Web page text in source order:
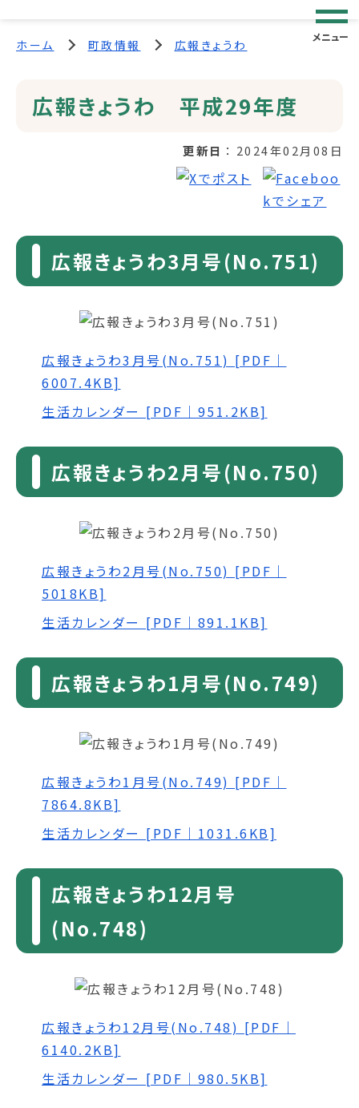
メニュー
ホーム 町政情報 広報きょうわ
広報きょうわ 平成29年度
更新日 2024年02月08日
広報きょうわ3月号(No.751)
広報きょうわ3月号(No.751) [PDF｜
6007.4KB]
生活カレンダー [PDF｜951.2KB]
広報きょうわ2月号(No.750)
広報きょうわ2月号(No.750) [PDF｜
5018KB]
生活カレンダー [PDF｜891.1KB]
広報きょうわ1月号(No.749)
広報きょうわ1月号(No.749) [PDF｜
7864.8KB]
生活カレンダー [PDF｜1031.6KB]
広報きょうわ12月号
(No.748)
広報きょうわ12月号(No.748) [PDF｜
6140.2KB]
生活カレンダー [PDF｜980.5KB]